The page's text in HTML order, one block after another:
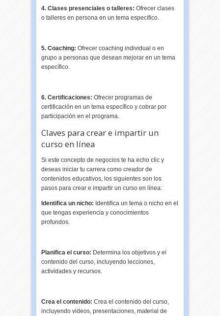
4. Clases presenciales o talleres: Ofrecer clases
o talleres en persona en un tema específico.
5. Coaching: Ofrecer coaching individual o en
grupo a personas que desean mejorar en un tema
específico.
6. Certificaciones:Ofrecer programas de
certificación en un tema específico y cobrar por
participación en el programa.
Claves para crear e impartir un
curso en línea
Si este concepto de negocios te ha echo clic y
deseas iniciar tu carrera como creador de
contenidos educativos, los siguientes son los
pasos para crear e impartir un curso en línea:
Identifica un nicho: Identifica un tema o nicho en el
que tengas experiencia y conocimientos
profundos.
Planifica el curso: Determina los objetivos y el
contenido del curso, incluyendo lecciones,
actividades y recursos.
Crea el contenido:Crea el contenido del curso,
incluyendo videos, presentaciones, material de